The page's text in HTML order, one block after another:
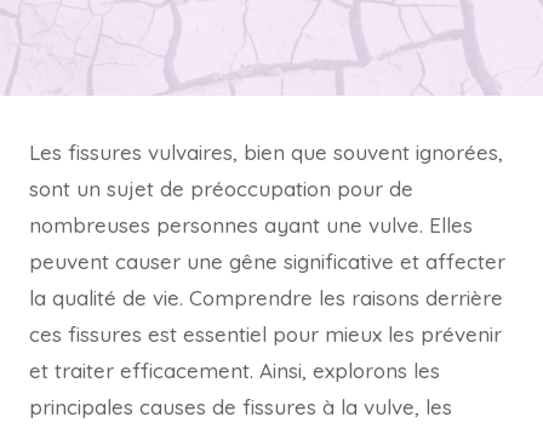
Les fissures vulvaires, bien que souvent ignorées,
sont un sujet de préoccupation pour de
nombreuses personnes ayant une vulve. Elles
peuvent causer une gêne significative et affecter
la qualité de vie. Comprendre les raisons derrière
ces fissures est essentiel pour mieux les prévenir
et traiter efficacement. Ainsi, explorons les
principales causes de fissures à la vulve, les